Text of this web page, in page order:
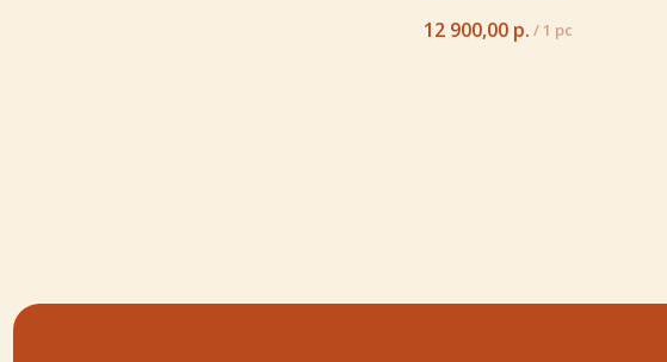
12 900,00 р. / 1 pc